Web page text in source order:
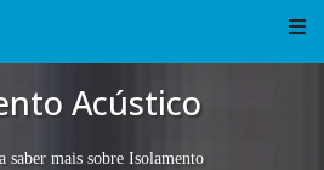
Isolamento
para saber mais sobre Espuma